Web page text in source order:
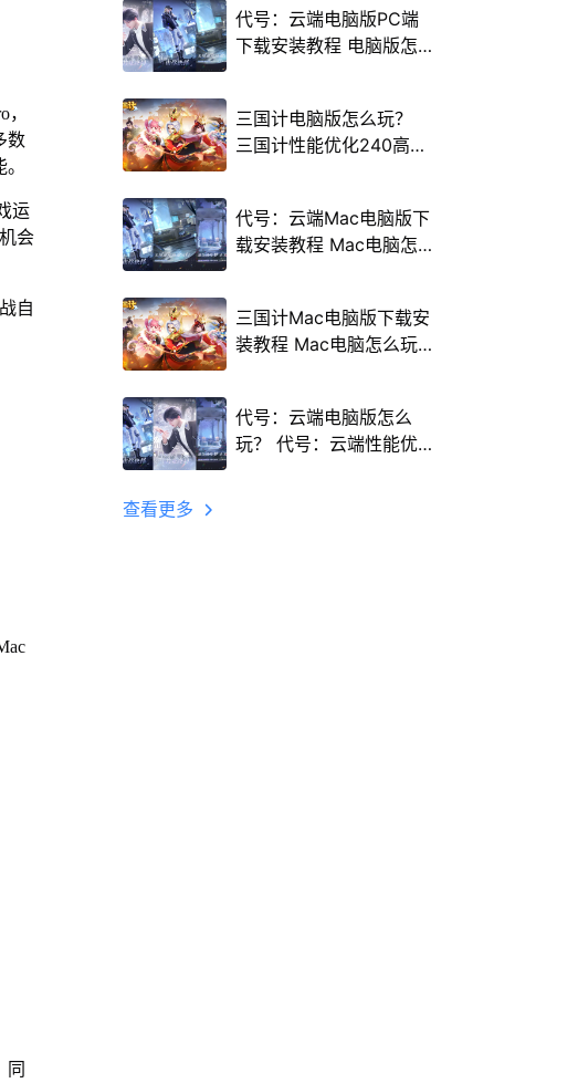
数
运
会
自
同
代号：云端电脑版PC端
下载安装教程 电脑版怎
三国计电脑版怎么玩？
三国计性能优化240高帧
代号：云端Mac电脑版下
载安装教程 Mac电脑怎
三国计Mac电脑版下载安
装教程 Mac电脑怎么玩
代号：云端电脑版怎么
玩？ 代号：云端性能优
查看更多